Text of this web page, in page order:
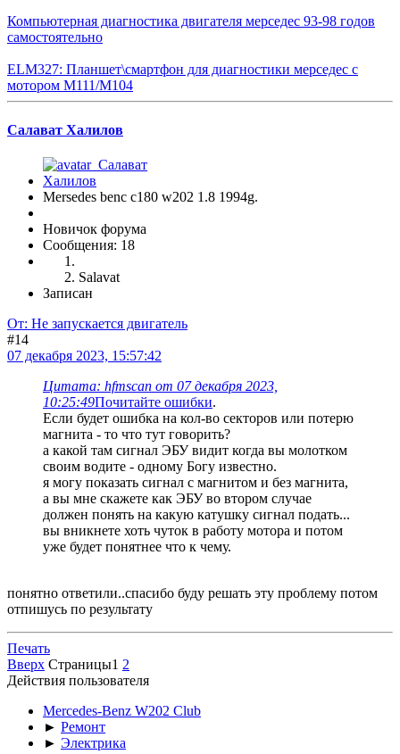
Компьютерная диагностика двигателя мерседес 93-98 годов
самостоятельно
ELM327: Планшет\смартфон для диагностики мерседес с
мотором M111/M104
Салават Халилов
Mersedes benc c180 w202 1.8 1994g.
Новичок форума
Сообщения: 18
Salavat
Записан
От: Не запускается двигатель
#14
07 декабря 2023, 15:57:42
Цитата: hfmscаn от 07 декабря 2023,
10:25:49Почитайте ошибки.
Если будет ошибка на кол-во секторов или потерю
магнита - то что тут говорить?
а какой там сигнал ЭБУ видит когда вы молотком
своим водите - одному Богу известно.
я могу показать сигнал с магнитом и без магнита,
а вы мне скажете как ЭБУ во втором случае
должен понять на какую катушку сигнал подать...
вы вникнете хоть чуток в работу мотора и потом
уже будет понятнее что к чему.
понятно ответили..спасибо буду решать эту проблему потом
отпишусь по результату
Печать
Вверх Страницы1 2
Действия пользователя
Mercedes-Benz W202 Club
► Ремонт
► Электрика